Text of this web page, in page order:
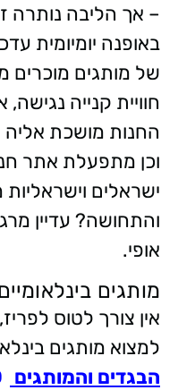
– אך הליבה
באופנה יומיומית
של מותגים מוכרים
חוויית קנייה
החנות מושכת
וכן מתפעלת אתר
ישראלים
והתחושה? עדיין
אופי.
מותגים
אין צורך לטוס
למצוא מותגים
הבגדים והמותגים